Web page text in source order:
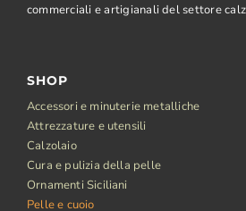
commerciali e artigianali del settore
SHOP
Accessori e minuterie metalliche
Attrezzature e utensili
Calzolaio
Cura e pulizia della pelle
Ornamenti Siciliani
Pelle e cuoio